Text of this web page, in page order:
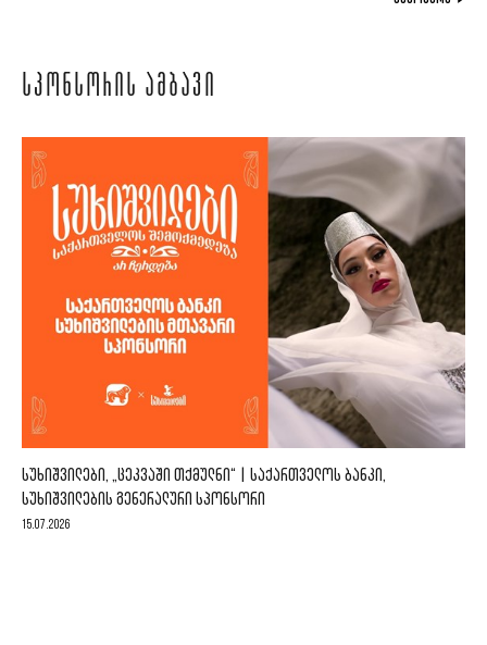
ᲡᲞᲝᲜᲡᲝᲠᲘᲡ ᲐᲛᲑᲐᲕᲘ
ᲡᲣᲮᲘᲨᲕᲘᲚᲔᲑᲘ, „ᲪᲔᲙᲕᲐᲨᲘ ᲗᲥᲛᲣᲚᲜᲘ“ | ᲡᲐᲥᲐᲠᲗᲕᲔᲚᲝᲡ ᲑᲐᲜᲙᲘ,
ᲡᲣᲮᲘᲨᲕᲘᲚᲔᲑᲘᲡ ᲒᲔᲜᲔᲠᲐᲚᲣᲠᲘ ᲡᲞᲝᲜᲡᲝᲠᲘ
15.07.2026